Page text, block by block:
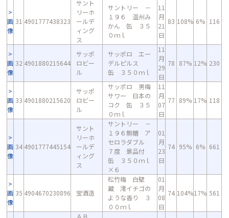
画
像
31 4901777438323
サント
リーホ
ールデ
ィング
ス
サントリー －
１９６ 温州み
かん 缶 ３５
０ｍｌ
11
月
21
日
83 108% 6% 116
画
像
32 4901880215644
サッポ
ロビー
ル
サッポロ エー
デルピルス
缶 ３５０ｍｌ
11
月
29
日
78 87% 12% 230
画
像
33 4901880215620
サッポ
ロビー
ル
サッポロ 男梅
サワー 日本の
コク 缶 ３５
０ｍｌ
11
月
07
日
77 89% 17% 118
画
像
34 4901777445154
サント
リーホ
ールデ
ィング
ス
サントリー －
１９６無糖 ア
セロラダブル
７度 景品付
缶 ３５０ｍｌ
×６
01
月
23
日
74 95% 6% 661
画
像
35 4904670230896 宝酒造
松竹梅 白壁
蔵 澪イチゴの
ような香り ３
００ｍｌ
01
月
08
日
74 104%17% 561
ＡＢ